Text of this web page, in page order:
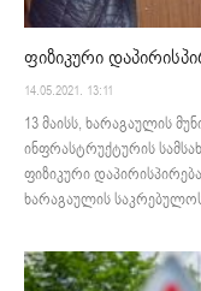
ფიზიკური
14.05.2021. 13:11
13 მაისს, ხარაგაულის
ინფრასტრუქტურის
ფიზიკური
ხარაგაულის